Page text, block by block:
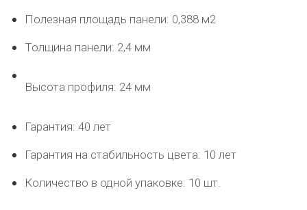
Полезная площадь панели: 0,388 м2
Толщина панели: 2,4 мм
Высота профиля: 24 мм
Гарантия: 40 лет
Гарантия на стабильность цвета: 10 лет
Количество в одной упаковке: 10 шт.